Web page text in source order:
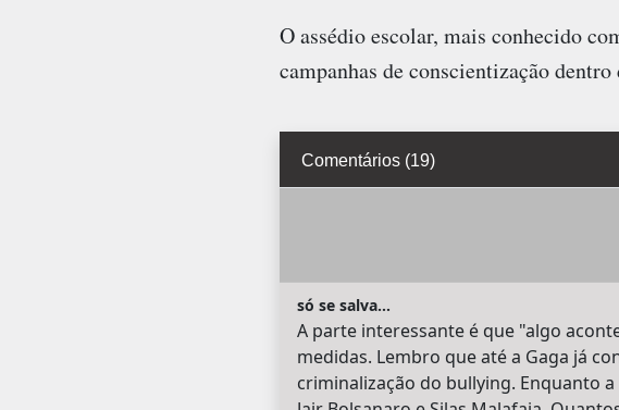
O assédio escolar, mais conhecido
campanhas de conscientização
Comentários (19)
só se salva...
A parte interessante é que "algo
medidas. Lembro que até a Gaga já
criminalização do bullying. Enquanto